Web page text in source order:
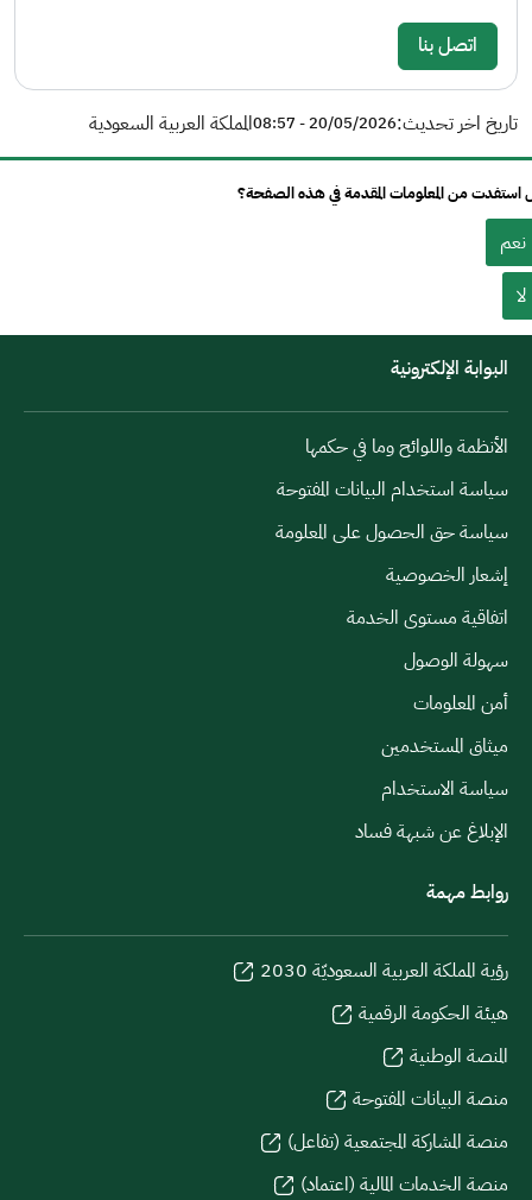
اتصل بنا
تاريخ اخر تحديث:20/05/2026 - 08:57 المملكة العربية السعودية
استفدت من المعلومات المقدمة في هذه الصفحة؟
نعم
لا
البوابة الإلكترونية
الأنظمة واللوائح وما في حكمها
سياسة استخدام البيانات المفتوحة
سياسة حق الحصول على المعلومة
إشعار الخصوصية
اتفاقية مستوى الخدمة
سهولة الوصول
أمن المعلومات
ميثاق المستخدمين
سياسة الاستخدام
الإبلاغ عن شبهة فساد
روابط مهمة
رؤية المملكة العربية السعوديّة 2030
هيئة الحكومة الرقمية
المنصة الوطنية
منصة البيانات المفتوحة
منصة المشاركة المجتمعية (تفاعل)
منصة الخدمات المالية (اعتماد)